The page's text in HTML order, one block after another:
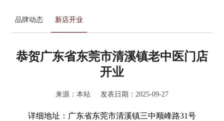
品牌动态 新店开业
恭贺广东省东莞市清溪镇老中医门店
开业
来源：本站 发表日期：2025-09-27
详细地址：广东省东莞市清溪镇三中顺峰路31号